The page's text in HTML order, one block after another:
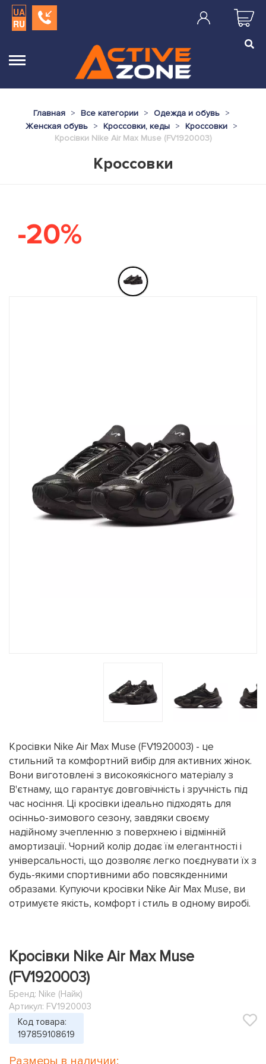
UA
RU
Главная Все категории
Одежда и обувь
Женская обувь
Кроссовки, кеды
Кроссовки
Кросівки Nike Air Max Muse (FV1920003)
Кроссовки
-20%
Кросівки Nike Air Max Muse (FV1920003) - це
стильний та комфортний вибір для активних жінок.
Вони виготовлені з високоякісного матеріалу з
В'єтнаму, що гарантує довговічність і зручність під
час носіння. Ці кросівки ідеально підходять для
осінньо-зимового сезону, завдяки своєму
надійному зчепленню з поверхнею і відмінній
амортизації. Чорний колір додає їм елегантності і
універсальності, що дозволяє легко поєднувати їх з
будь-якими спортивними або повсякденними
образами. Купуючи кросівки Nike Air Max Muse, ви
отримуєте якість, комфорт і стиль в одному виробі.
Кросівки Nike Air Max Muse
(FV1920003)
Бренд: Nike (Найк)
Артикул: FV1920003
Код товара:
197859108619
Размеры в наличии: